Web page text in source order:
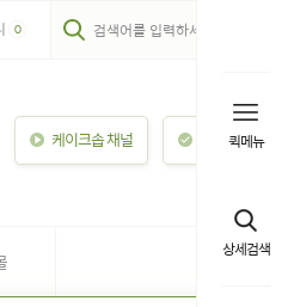
퀵메뉴
상세검색
0
케이크솝 채널 이용안내